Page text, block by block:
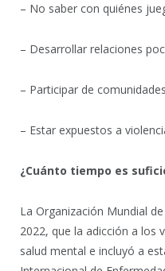
– No saber con quiénes
– Desarrollar relaciones
– Participar de
– Estar expuestos a
¿Cuánto tiempo es
La Organización Mundial
2022, que la adicción a los
salud mental​ e incluyó a